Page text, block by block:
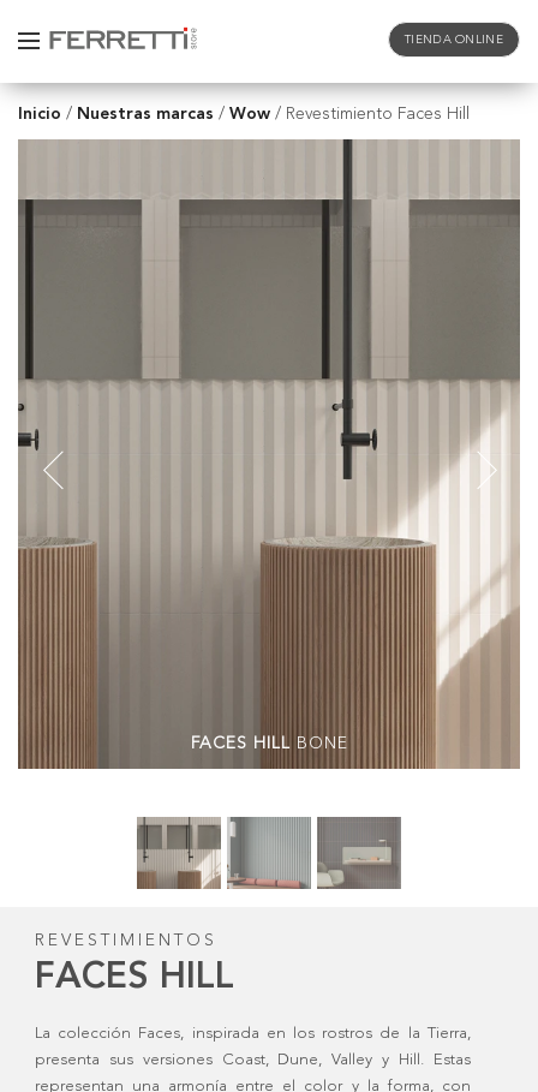
TIENDA ONLINE
Inicio / Nuestras marcas / Wow / Revestimiento Faces Hill
FACES HILL BONE
REVESTIMIENTOS
FACES HILL
La colección Faces, inspirada en los rostros de la Tierra,
presenta sus versiones Coast, Dune, Valley y Hill. Estas
representan una armonía entre el color y la forma, con